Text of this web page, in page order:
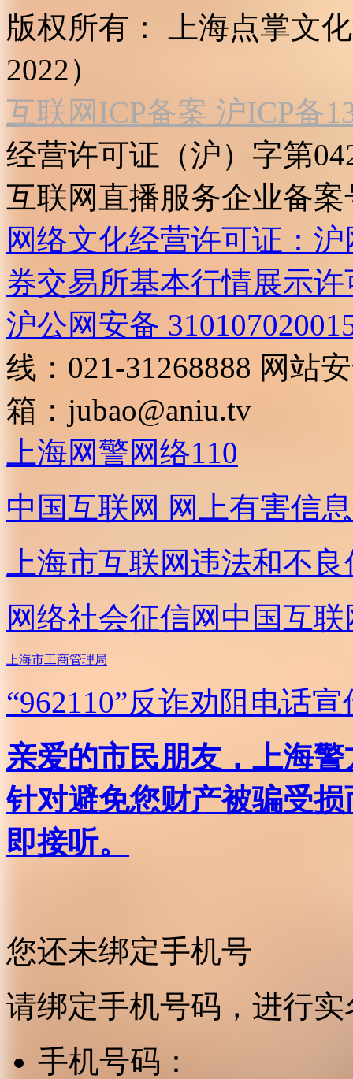
版权所有：
上海点掌文
2022）
互联网ICP备案 沪ICP备
经营许可证（沪）字第
互联网直播服务企业备案
网络文化经营许可证：
券交易所基本行情展示许
沪公网安备
线：021-31268888 网站
箱： jubao@aniu.tv
上海网警网络110
中国互联网 网上有害信
上海市互联网违法和不
网络社会征信网 中国互
上海市工商管理局
“962110”反诈劝阻电话宣
亲爱的市民朋友，上海
针对避免您财产被骗受
即接听。
您还未绑定手机号
请绑定手机号码，进行
手机号码：